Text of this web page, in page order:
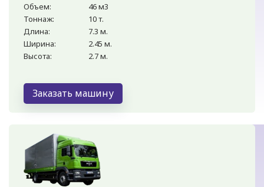
Объем:
46 м3
Тоннаж:
10 т.
Длина:
7.3 м.
Ширина:
2.45 м.
Высота:
2.7 м.
Заказать машину